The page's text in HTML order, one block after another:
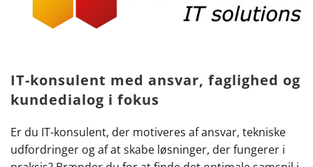
IT-konsulent med ansvar, faglighed og
kundedialog i fokus
Er du IT-konsulent, der motiveres af ansvar, tekniske
udfordringer og af at skabe løsninger, der fungerer i